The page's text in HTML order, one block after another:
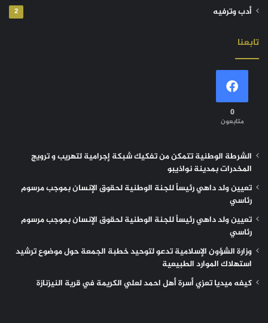
أدب وترفيه 2
تابعنا
0
متابعون
الشرطة الوطنية تتمكن من تفكيك شبكة إجرامية لتهريب و ترويج
المخدرات بمدينة نواذيبو
تعيين ولد داهي رئيساً للجنة الوطنية لحقوق الإنسان بموجب مرسوم
رئاسي
تعيين ولد داهي رئيساً للجنة الوطنية لحقوق الإنسان بموجب مرسوم
رئاسي
وزارة الشؤون الإسلامية تدعو لتوحيد خطبة الجمعة حول موضوع ترشيد
استهلاك الموارد الطبيعية
كيفه ميديا تعزي أسرة أهل احمد لعلي الكريمة في قرية النيزنازة